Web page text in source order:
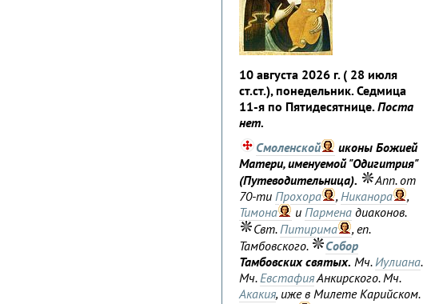
10 августа 2026 г. ( 28 июля
ст.ст.), понедельник. Седмица
11-я по Пятидесятнице.Поста
нет.
Смоленской
иконы Божией
Матери, именуемой "Одигитрия"
(Путеводительница).
Апп. от
70-ти Прохора , Никанора
,
Тимона
и Пармена диаконов.
Свт.Питирима
, еп.
Тамбовского.
Собор
Тамбовских святых. Мч.Иулиана.
Мч.ЕвстафияАнкирского. Мч.
Акакия, иже в Милете Карийском.